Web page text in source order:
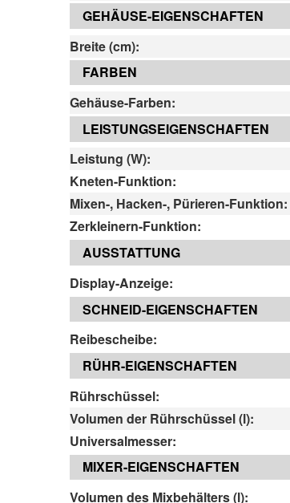
GEHÄUSE-EIGENSCHAFTEN
Breite (cm):
FARBEN
Gehäuse-Farben:
LEISTUNGSEIGENSCHAFTEN
Leistung (W):
Kneten-Funktion:
Mixen-, Hacken-, Pürieren-Funktion:
Zerkleinern-Funktion:
AUSSTATTUNG
Display-Anzeige:
SCHNEID-EIGENSCHAFTEN
Reibescheibe:
RÜHR-EIGENSCHAFTEN
Rührschüssel:
Volumen der Rührschüssel (l):
Universalmesser:
MIXER-EIGENSCHAFTEN
Volumen des Mixbehälters (l):